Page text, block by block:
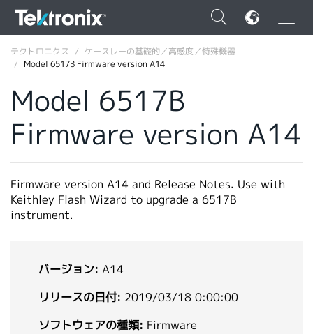
×
ENGLISH
FRANÇAIS
DEUTSCH
VIỆT NAM
日本語
韓国語
繁體中文
テクトロニクス
ケースレーの基礎的／高感度／特殊機器
Model 6517B Firmware version A14
Model 6517B
Firmware version A14
Firmware version A14 and Release Notes. Use with
Keithley Flash Wizard to upgrade a 6517B
instrument.
バージョン: A14
リリースの日付: 2019/03/18 0:00:00
ソフトウェアの種類: Firmware